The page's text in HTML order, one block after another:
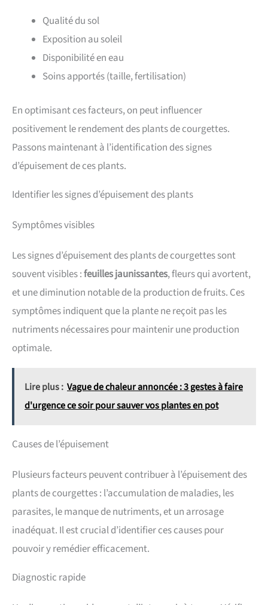
Qualité du sol
Exposition au soleil
Disponibilité en eau
Soins apportés (taille, fertilisation)
En optimisant ces facteurs, on peut influencer
positivement le rendement des plants de courgettes.
Passons maintenant à l’identification des signes
d’épuisement de ces plants.
Identifier les signes d’épuisement des plants
Symptômes visibles
Les signes d’épuisement des plants de courgettes sont
souvent visibles :feuilles jaunissantes, fleurs qui avortent,
et une diminution notable de la production de fruits. Ces
symptômes indiquent que la plante ne reçoit pas les
nutriments nécessaires pour maintenir une production
optimale.
Lire plus : Vague de chaleur annoncée : 3 gestes à faire
d'urgence ce soir pour sauver vos plantes en pot
Causes de l’épuisement
Plusieurs facteurs peuvent contribuer à l’épuisement des
plants de courgettes : l’accumulation de maladies, les
parasites, le manque de nutriments, et un arrosage
inadéquat. Il est crucial d’identifier ces causes pour
pouvoir y remédier efficacement.
Diagnostic rapide